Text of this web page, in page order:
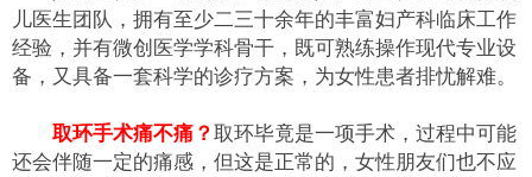
儿医生团队，拥有至少二三十余年的丰富妇产科临床工作
经验，并有微创医学学科骨干，既可熟练操作现代专业设
备，又具备一套科学的诊疗方案，为女性患者排忧解难。
取环手术痛不痛？ 取环毕竟是一项手术，过程中可能
还会伴随一定的痛感，但这是正常的，女性朋友们也不应